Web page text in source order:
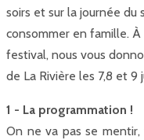
soirs et sur la journée du
consommer en famille.
festival, nous vous
de La Rivière les 7,8 et 9
1 - La programmation !
On ne va pas se mentir,